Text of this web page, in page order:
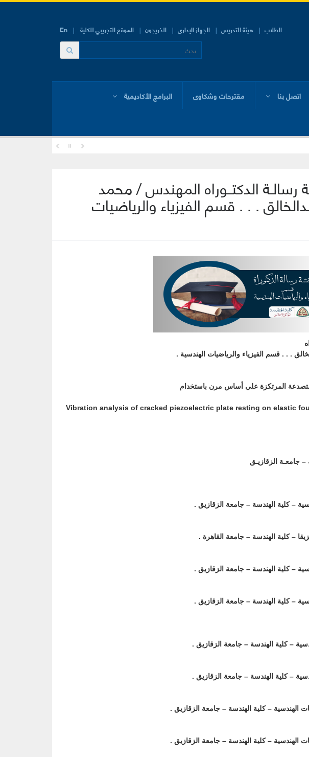
En الطلاب هيئة التدريس الجهاز الإدارى الخريجون الموقع التجريبي للكلية
اتصل بنا مقترحات وشكاوى البرامج الأكاديمية
رسالـة الدكتــوراه المهندس / محمد
. . . قسم الفيزياء والرياضيات
. . . قسم الفيزياء والرياضيات الهندسية .
المرتكزة علي أساس مرن باستخدام
"Vibration analysis of cracked piezoelectric plate resting on elastic
– جامعـة الزقازيـق
– كلية الهندسة – جامعة الزقازيق .
– كلية الهندسة – جامعة القاهرة .
– كلية الهندسة – جامعة الزقازيق .
– كلية الهندسة – جامعة الزقازيق .
– كلية الهندسة – جامعة الزقازيق .
– كلية الهندسة – جامعة الزقازيق .
الهندسية – كلية الهندسة – جامعة الزقازيق .
الهندسية – كلية الهندسة – جامعة الزقازيق .